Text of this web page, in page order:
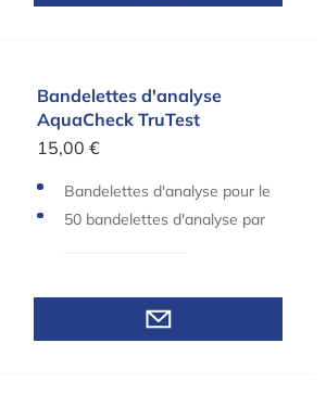
AquaCheck TruTest
Bandelettes d'analyse
AquaCheck TruTest
15,00 €
Bandelettes d'analyse pour le
lecteur digital AquaCheck Tru
50 bandelettes d'analyse par